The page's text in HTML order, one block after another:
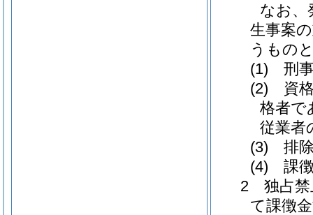
なお、
生事案
うもの
(1) 刑
(2) 資格
格者で
従業者
(3) 排
(4) 課
2 独占禁
て課徴